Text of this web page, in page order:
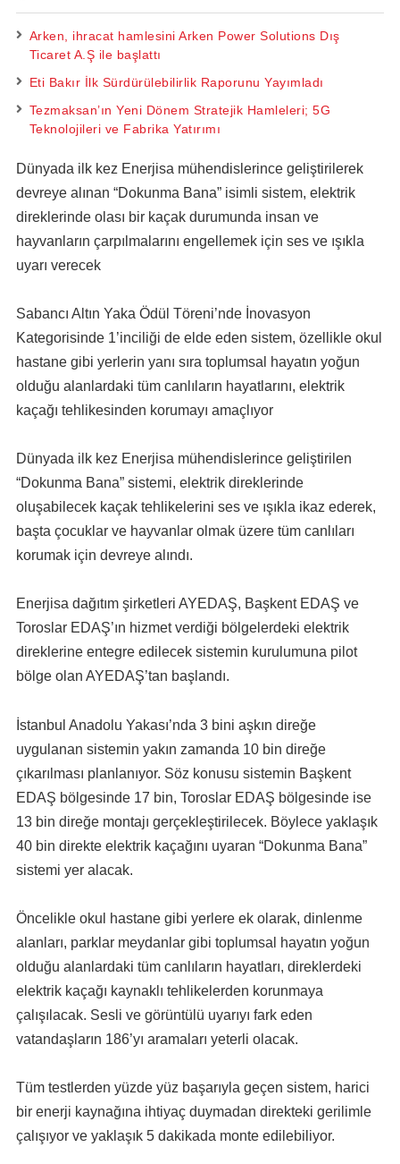
Arken, ihracat hamlesini Arken Power Solutions Dış
Ticaret A.Ş ile başlattı
Eti Bakır İlk Sürdürülebilirlik Raporunu Yayımladı
Tezmaksan’ın Yeni Dönem Stratejik Hamleleri; 5G
Teknolojileri ve Fabrika Yatırımı
Dünyada ilk kez Enerjisa mühendislerince geliştirilerek
devreye alınan “Dokunma Bana” isimli sistem, elektrik
direklerinde olası bir kaçak durumunda insan ve
hayvanların çarpılmalarını engellemek için ses ve ışıkla
uyarı verecek
Sabancı Altın Yaka Ödül Töreni’nde İnovasyon
Kategorisinde 1’inciliği de elde eden sistem, özellikle okul
hastane gibi yerlerin yanı sıra toplumsal hayatın yoğun
olduğu alanlardaki tüm canlıların hayatlarını, elektrik
kaçağı tehlikesinden korumayı amaçlıyor
Dünyada ilk kez Enerjisa mühendislerince geliştirilen
“Dokunma Bana” sistemi, elektrik direklerinde
oluşabilecek kaçak tehlikelerini ses ve ışıkla ikaz ederek,
başta çocuklar ve hayvanlar olmak üzere tüm canlıları
korumak için devreye alındı.
Enerjisa dağıtım şirketleri AYEDAŞ, Başkent EDAŞ ve
Toroslar EDAŞ’ın hizmet verdiği bölgelerdeki elektrik
direklerine entegre edilecek sistemin kurulumuna pilot
bölge olan AYEDAŞ’tan başlandı.
İstanbul Anadolu Yakası’nda 3 bini aşkın direğe
uygulanan sistemin yakın zamanda 10 bin direğe
çıkarılması planlanıyor. Söz konusu sistemin Başkent
EDAŞ bölgesinde 17 bin, Toroslar EDAŞ bölgesinde ise
13 bin direğe montajı gerçekleştirilecek. Böylece yaklaşık
40 bin direkte elektrik kaçağını uyaran “Dokunma Bana”
sistemi yer alacak.
Öncelikle okul hastane gibi yerlere ek olarak, dinlenme
alanları, parklar meydanlar gibi toplumsal hayatın yoğun
olduğu alanlardaki tüm canlıların hayatları, direklerdeki
elektrik kaçağı kaynaklı tehlikelerden korunmaya
çalışılacak. Sesli ve görüntülü uyarıyı fark eden
vatandaşların 186’yı aramaları yeterli olacak.
Tüm testlerden yüzde yüz başarıyla geçen sistem, harici
bir enerji kaynağına ihtiyaç duymadan direkteki gerilimle
çalışıyor ve yaklaşık 5 dakikada monte edilebiliyor.